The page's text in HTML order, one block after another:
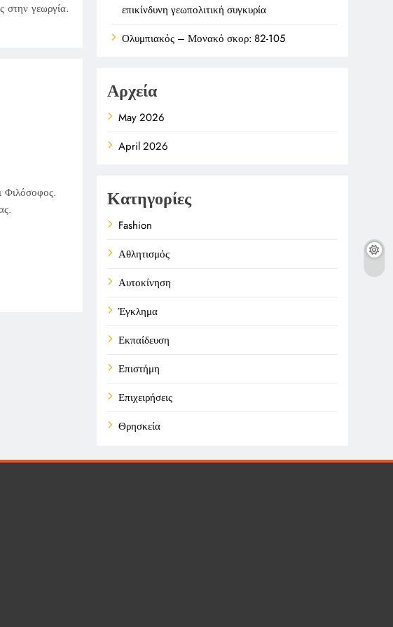
στην γεωργία.
Φιλόσοφος.
επικίνδυνη γεωπολιτική συγκυρία
Ολυμπιακός – Μονακό σκορ: 82-105
Αρχεία
May 2026
April 2026
Κατηγορίες
Fashion
Αθλητισμός
Αυτοκίνηση
Έγκλημα
Εκπαίδευση
Επιστήμη
Επιχειρήσεις
Θρησκεία